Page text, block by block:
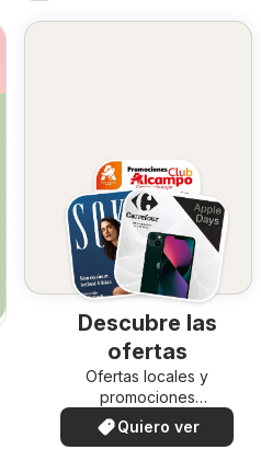
Descubre las
ofertas
Ofertas locales y
promociones
especiales.
Quiero ver